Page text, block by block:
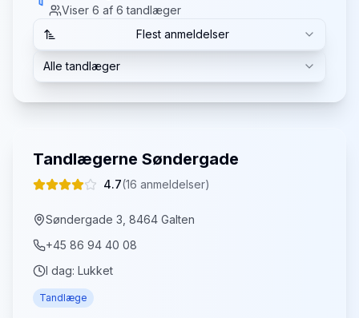
Viser 6 af 6 tandlæger
Flest anmeldelser
Alle tandlæger
Tandlægerne Søndergade
4.7(16 anmeldelser)
Søndergade 3, 8464 Galten
+45 86 94 40 08
I dag: Lukket
Tandlæge